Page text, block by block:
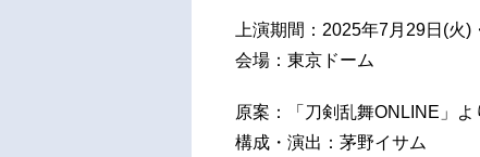
上演期間：2025年7月29日(火)
会場：東京ドーム
原案：「刀剣乱舞ONLINE」
構成・演出：茅野イサム